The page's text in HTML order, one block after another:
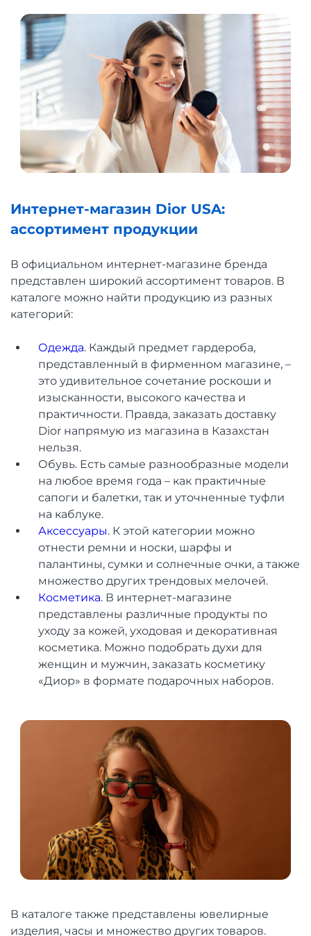
Интернет-магазин Dior USA:
ассортимент продукции
В официальном интернет-магазине бренда
представлен широкий ассортимент товаров. В
каталоге можно найти продукцию из разных
категорий:
Одежда. Каждый предмет гардероба,
представленный в фирменном магазине, –
это удивительное сочетание роскоши и
изысканности, высокого качества и
практичности. Правда, заказать доставку
Dior напрямую из магазина в Казахстан
нельзя.
Обувь. Есть самые разнообразные модели
на любое время года – как практичные
сапоги и балетки, так и уточненные туфли
на каблуке.
Аксессуары. К этой категории можно
отнести ремни и носки, шарфы и
палантины, сумки и солнечные очки, а также
множество других трендовых мелочей.
Косметика. В интернет-магазине
представлены различные продукты по
уходу за кожей, уходовая и декоративная
косметика. Можно подобрать духи для
женщин и мужчин, заказать косметику
«Диор» в формате подарочных наборов.
В каталоге также представлены ювелирные
изделия, часы и множество других товаров.